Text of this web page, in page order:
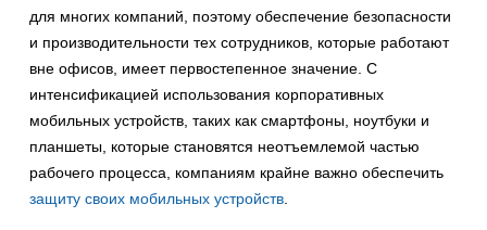
для многих компаний, поэтому обеспечение безопасности
и производительности тех сотрудников, которые работают
вне офисов, имеет первостепенное значение. С
интенсификацией использования корпоративных
мобильных устройств, таких как смартфоны, ноутбуки и
планшеты, которые становятся неотъемлемой частью
рабочего процесса, компаниям крайне важно обеспечить
защиту своих мобильных устройств.